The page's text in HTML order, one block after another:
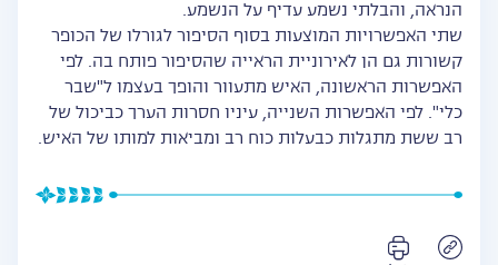
הנראה, והבלתי נשמע עדיף על הנשמע.
שתי האפשרויות המוצעות בסוף הסיפור לגורלו של הכופר
קשורות גם הן לאירוניית הראייה שהסיפור פותח בה. לפי
האפשרות הראשונה, האיש מתעוור והופך בעצמו ל"שבר
כלי". לפי האפשרות השנייה, עיניו חסרות הערך כביכול של
רב ששת מתגלות כבעלות כוח רב ומביאות למותו של האיש.